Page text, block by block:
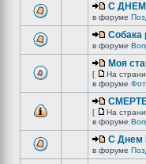
C
в форуме
Собака
в форуме
Моя
[ На
в форуме
[ На
в форуме
С Днем
в форуме